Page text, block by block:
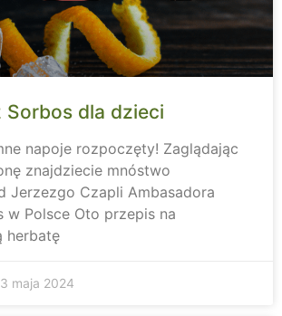
Sorbos dla dzieci
napoje rozpoczęty! Zaglądając
znajdziecie mnóstwo
Jerzezgo Czapli Ambasadora
w Polsce Oto przepis na
herbatę
maja 2024